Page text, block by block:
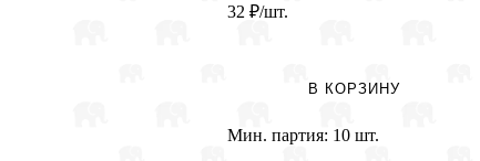
32 ₽/шт.
В КОРЗИНУ
Мин. партия: 10 шт.